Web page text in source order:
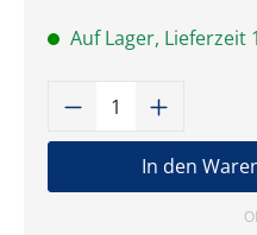
Auf Lager, Lieferzeit
Produkt
In den